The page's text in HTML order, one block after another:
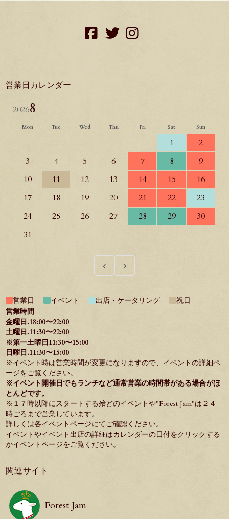
営業日カレンダー
20268
Mon Tue Wed Thu Fri Sat Sun
1
2
3
4 5 6 7 8
9
10
11 12 13 14 15
16
17
18 19 20 21 22
23
24
25 26 27 28 29
30
31
‹ ›
営業日 イベント 出店・ケータリング
祝日
営業時間
金曜日.18:00〜22:00
土曜日.11:30〜22:00
※第一土曜日11:30〜15:00
日曜日.11:30〜15:00
※イベント時は営業時間が変更になりますので、イベントの詳細ペ
ージをご覧ください。
※イベント開催日でもランチなど通常営業の時間帯がある場合がほ
とんどです。
※１７時以降にスタートする殆どのイベントや"Forest Jam"は２４
時ごろまで営業しています。
詳しくは各イベントページにてご確認ください。
イベントやイベント出店の詳細はカレンダーの日付をクリックする
かイベントページをご覧ください。
関連サイト
Forest Jam